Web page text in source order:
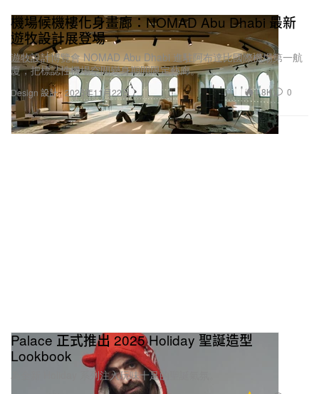
Design 設計
機場候機樓化身畫廊：NOMAD Abu Dhabi 最新
遊牧設計展登場
遊牧設計博覽會 NOMAD Abu Dhabi 進駐阿布達比國際機場第一航
廈，把標誌性機場空間變身期間限定藝廊。
2025年11月22日 1.8K 0
Palace 正式推出 2025 Holiday 聖誕造型
Lookbook
為全新 Holiday 系列注入玩味十足的聖誕氣氛。